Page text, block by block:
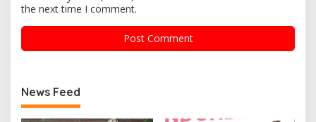
the next time I comment.
News Feed